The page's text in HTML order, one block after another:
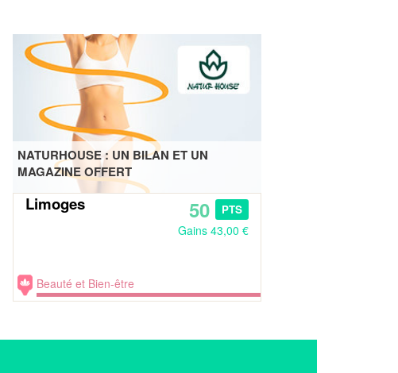
NATURHOUSE : UN BILAN ET UN
MAGAZINE OFFERT
Limoges 50 PTS
Gains 43,00 €
Beauté et Bien-être